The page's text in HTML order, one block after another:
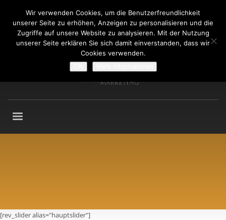
Fragen an: +49 (911) 2165 876
Mo-Fr: 9:00-13:00 Uhr
[rev_slider alias="hauptslider"]
Wir verwenden Cookies, um die Benutzerfreundlichkeit
unserer Seite zu erhöhen, Anzeigen zu personalisieren und die
Zugriffe auf unsere Website zu analysieren. Mit der Nutzung
unserer Seite erklären Sie sich damit einverstanden, dass wir
Cookies verwenden.